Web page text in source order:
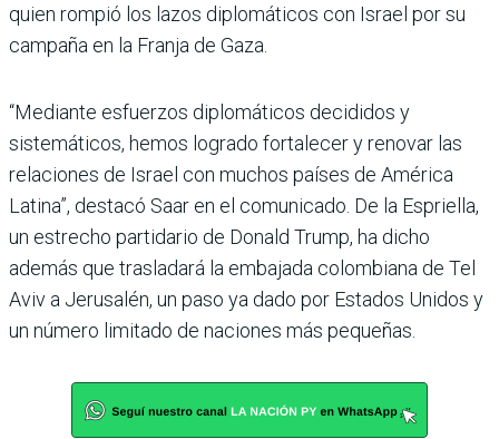
quien rompió los lazos diplomáticos con Israel por su
campaña en la Franja de Gaza.
“Mediante esfuerzos diplomáticos decididos y
sistemáticos, hemos logrado fortalecer y renovar las
relaciones de Israel con muchos países de América
Latina”, destacó Saar en el comunicado. De la Espriella,
un estrecho partidario de Donald Trump, ha dicho
además que trasladará la embajada colombiana de Tel
Aviv a Jerusalén, un paso ya dado por Estados Unidos y
un número limitado de naciones más pequeñas.